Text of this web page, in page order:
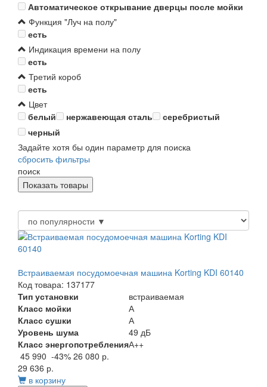
Автоматическое открывание дверцы после мойки
Функция "Луч на полу"
есть
Индикация времени на полу
есть
Третий короб
есть
Цвет
белый
нержавеющая сталь
серебристый
черный
Задайте хотя бы один параметр для поиска
сбросить фильтры
поиск
Встраиваемая посудомоечная машина Korting KDI 60140
Код товара: 137177
Тип установки
встраиваемая
Класс мойки
А
Класс сушки
А
Уровень шума
49 дБ
Класс энергопотребленияА++
45 990 -43% 26 080 р.
29 636 р.
в корзину